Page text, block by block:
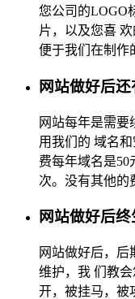
您公司的LOGO
片，以及您喜
便于我们在制作
网站做好后还
网站每年是需
用我们的 域名
费每年域名是50
次。没有其他的
网站做好后终
网站做好后，后
维护，我 们教
开，被挂马，被